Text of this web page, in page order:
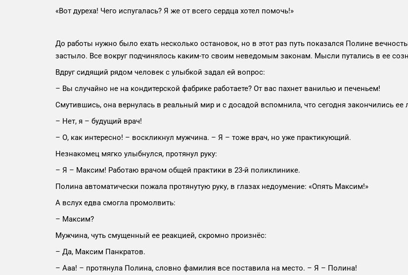
«Вот дуреха! Чего испугалась? Я же от всего сердца хотел помочь!»
До работы нужно было ехать несколько остановок, но в этот раз путь показался Полине
застыло. Все вокруг подчинялось каким-то своим неведомым законам. Мысли путались в ее
Вдруг сидящий рядом человек с улыбкой задал ей вопрос:
– Вы случайно не на кондитерской фабрике работаете? От вас пахнет ванилью и печеньем!
Смутившись, она вернулась в реальный мир и с досадой вспомнила, что сегодня закончились
– Нет, я – будущий врач!
– О, как интересно! – воскликнул мужчина. – Я – тоже врач, но уже практикующий.
Незнакомец мягко улыбнулся, протянул руку:
– Я – Максим! Работаю врачом общей практики в 23-й поликлинике.
Полина автоматически пожала протянутую руку, в глазах недоумение: «Опять Максим!»
А вслух едва смогла промолвить:
– Максим?
Мужчина, чуть смущенный ее реакцией, скромно произнёс:
– Да, Максим Панкратов.
– Ааа! – протянула Полина, словно фамилия все поставила на место. – Я – Полина!